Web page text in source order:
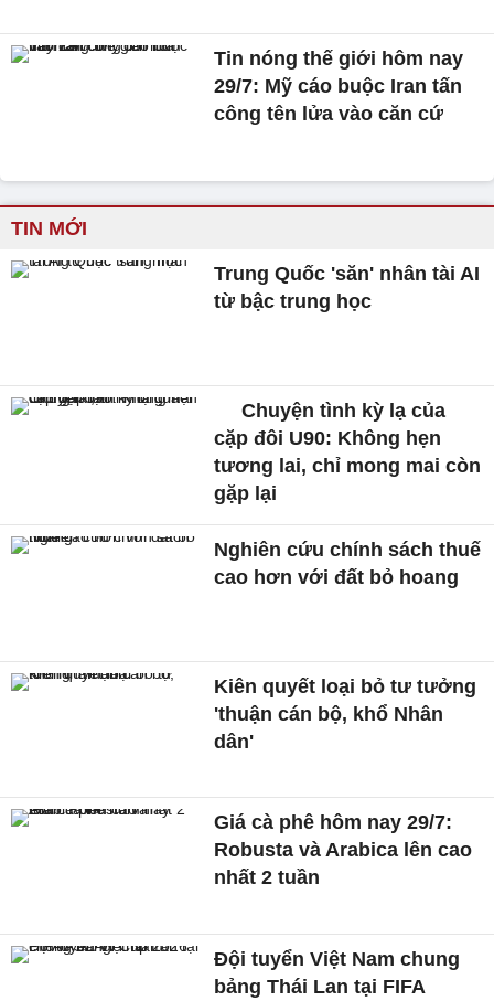
Tin nóng thế giới hôm nay
29/7: Mỹ cáo buộc Iran tấn
công tên lửa vào căn cứ
TIN MỚI
Trung Quốc 'săn' nhân tài AI
từ bậc trung học
Chuyện tình kỳ lạ của
cặp đôi U90: Không hẹn
tương lai, chỉ mong mai còn
gặp lại
Nghiên cứu chính sách thuế
cao hơn với đất bỏ hoang
Kiên quyết loại bỏ tư tưởng
'thuận cán bộ, khổ Nhân
dân'
Giá cà phê hôm nay 29/7:
Robusta và Arabica lên cao
nhất 2 tuần
Đội tuyển Việt Nam chung
bảng Thái Lan tại FIFA